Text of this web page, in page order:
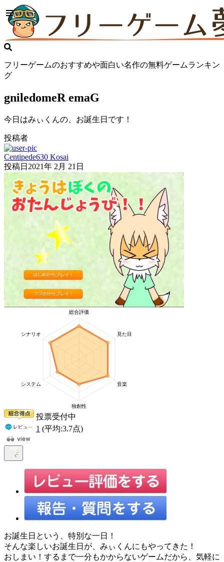
フリーゲームのおすすめや面白い名作の無料ゲームランキン
グ
gniledomeR emaG
今日はみぃくんの、お誕生日です！
投稿者
Centipede630 Kosai
投稿日 2021年 2月 21日
投票受付中
1 (平均:3.7点)
お誕生日という、特別な一日！
そんな楽しいお誕生日が、みぃくんにもやってきた！
おしまい！するまで一分もかからないゲームだから、気軽に